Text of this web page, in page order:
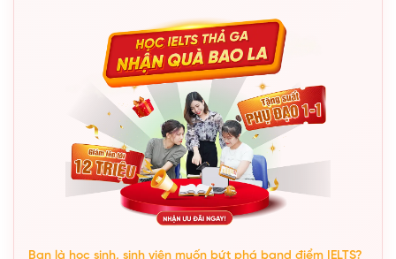
Bạn là học sinh, sinh viên muốn bứt phá band điểm IELTS?